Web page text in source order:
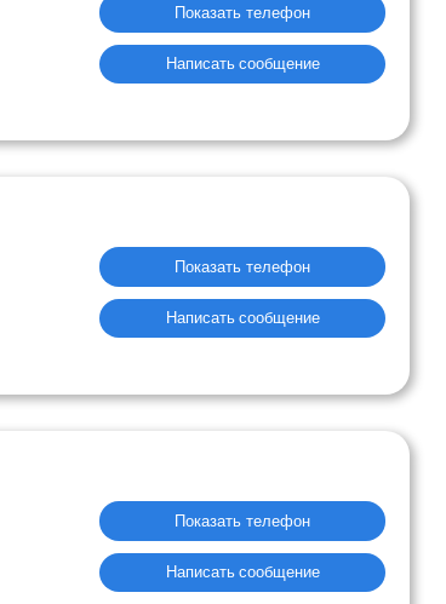
Показать телефон
Написать сообщение
Показать телефон
Написать сообщение
Показать телефон
Написать сообщение